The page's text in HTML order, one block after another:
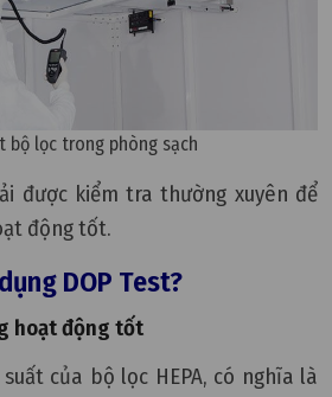
bộ lọc trong phòng sạch
được kiểm tra thường xuyên để
động tốt.
DOP Test?
hoạt động tốt
của bộ lọc HEPA, có nghĩa là